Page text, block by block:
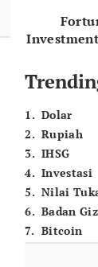
1. Dolar
2. Rupiah
3. IHSG
4. Investasi
5. Nilai
6. Badan
7. Bitcoin